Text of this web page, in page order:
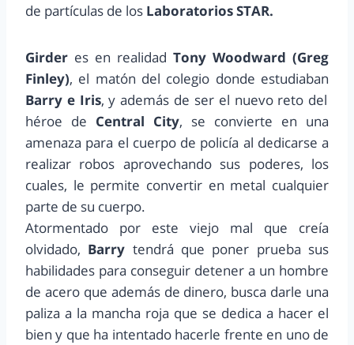
de partículas de los Laboratorios STAR.
Girder es en realidad Tony Woodward (Greg
Finley), el matón del colegio donde estudiaban
Barry e Iris, y además de ser el nuevo reto del
héroe de Central City, se convierte en una
amenaza para el cuerpo de policía al dedicarse a
realizar robos aprovechando sus poderes, los
cuales, le permite convertir en metal cualquier
parte de su cuerpo.
Atormentado por este viejo mal que creía
olvidado, Barry tendrá que poner prueba sus
habilidades para conseguir detener a un hombre
de acero que además de dinero, busca darle una
paliza a la mancha roja que se dedica a hacer el
bien y que ha intentado hacerle frente en uno de